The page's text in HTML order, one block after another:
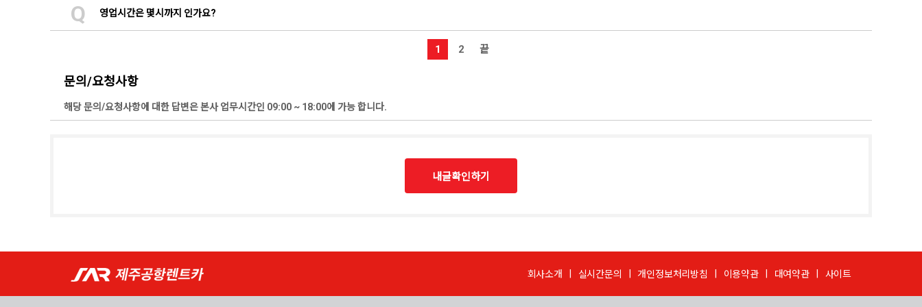
Q 영업시간은 몇시까지 인가요?
1 2 끝
문의/요청사항
해당 문의/요청사항에 대한 답변은 본사 업무시간인 09:00 ~ 18:00에 가능 합니다.
내글확인하기
회사소개 실시간문의 개인정보처리방침 이용약관 대여약관 사이트